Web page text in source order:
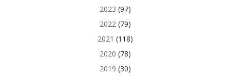
2023 (97)
2022(79)
2021 (118)
2020 (78)
2019 (30)